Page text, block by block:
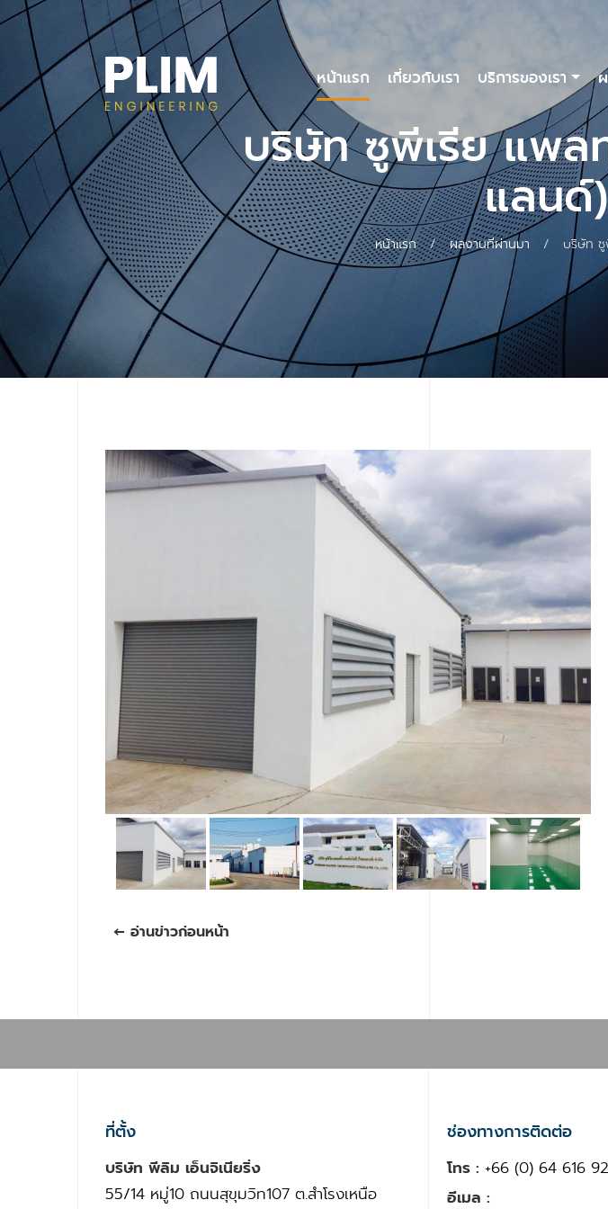
หน้าแรก (current)
เกี่ยวกับเรา บริการของเรา
บริษัท ซูพีเรีย แพล
แลนด์
หน้าแรก / ผลงานที่ผ่านมา / บริษัท ซู
← อ่านข่าวก่อนหน้า
ที่ตั้ง
บริษัท พีลิม เอ็นจิเนียริ่ง
55/14 หมู่10 ถนนสุขุมวิท107 ต.สำโรงเหนือ
ช่องทางการติดต่อ
โทร : +66 (0) 64 616
อีเมล :